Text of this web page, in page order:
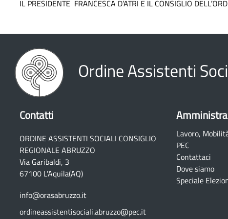
IL PRESIDENTE FRANCESCA D’ATRI E IL CONSIGLIO
Ordine Assistenti
Contatti
ORDINE ASSISTENTI SOCIALI CONSIGLIO
REGIONALE ABRUZZO
Via Garibaldi, 3
67100 L'Aquila(AQ)
info@orasabruzzo.it
ordineassistentisociali.abruzzo@pec.it
Lavoro,
PEC
Contattaci
Dove siamo
Speciale